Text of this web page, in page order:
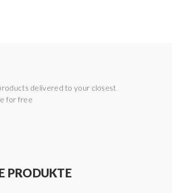
delivered to your closest
for free
PRODUKTE